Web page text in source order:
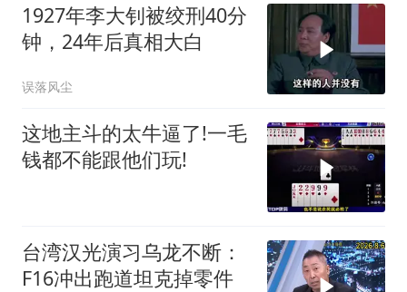
1927年李大钊被绞刑40分
钟，24年后真相大白
误落风尘
这地主斗的太牛逼了!一毛
钱都不能跟他们玩!
台湾汉光演习乌龙不断：
F16冲出跑道坦克掉零件